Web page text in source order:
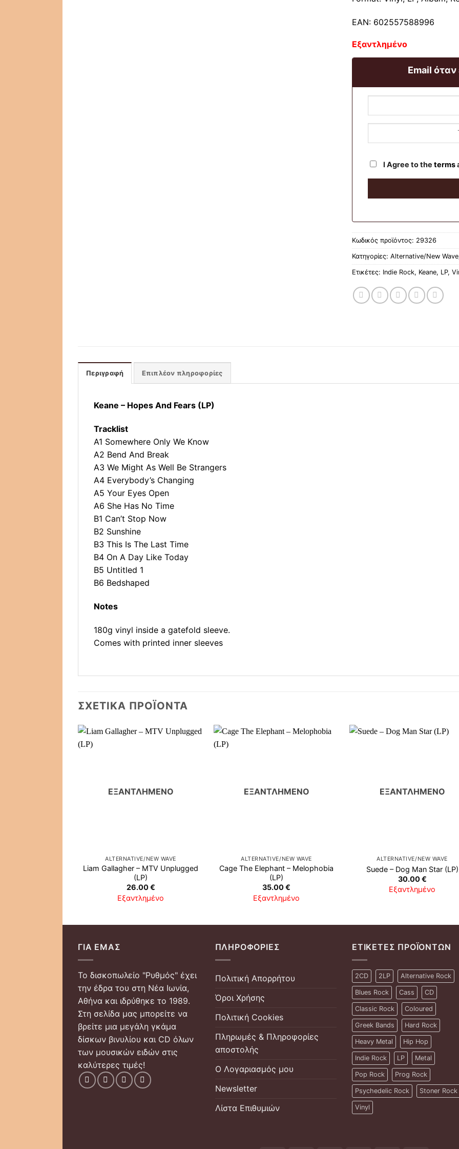
EAN: 602557588996
Εξαντλημένο
Email όταν
I Agree to the terms
Κωδικός προϊόντος: 29326
Κατηγορίες: Alternative/New Wave
Ετικέτες: Indie Rock, Keane, LP,
Περιγραφή Επιπλέον πληροφορίες
Keane – Hopes And Fears (LP)
Tracklist
A1 Somewhere Only We Know
A2 Bend And Break
A3 We Might As Well Be Strangers
A4 Everybody’s Changing
A5 Your Eyes Open
A6 She Has No Time
B1 Can’t Stop Now
B2 Sunshine
B3 This Is The Last Time
B4 On A Day Like Today
B5 Untitled 1
B6 Bedshaped
Notes
180g vinyl inside a gatefold sleeve.
Comes with printed inner sleeves
ΣΧΕΤΙΚΆ ΠΡΟΪΌΝΤΑ
ΕΞΑΝΤΛΗΜΈΝΟ
ALTERNATIVE/NEW WAVE
Liam Gallagher ‎– MTV Unplugged
(LP)
26.00€
Εξαντλημένο
ΕΞΑΝΤΛΗΜΈΝΟ
ALTERNATIVE/NEW WAVE
Cage The Elephant ‎– Melophobia
(LP)
35.00€
Εξαντλημένο
ΕΞΑΝΤΛΗΜΈΝΟ
ALTERNATIVE/NEW WAVE
Suede ‎– Dog Man Star (LP)
30.00€
Εξαντλημένο
ΓΙΑ ΕΜΆΣ
Το δισκοπωλείο "Ρυθμός" έχει
την έδρα του στη Νέα Ιωνία,
Αθήνα και ιδρύθηκε το 1989.
Στη σελίδα μας μπορείτε να
βρείτε μια μεγάλη γκάμα
δίσκων βινυλίου και CD όλων
των μουσικών ειδών στις
καλύτερες τιμές!
ΠΛΗΡΟΦΟΡΊΕΣ
Πολιτική Απορρήτου
Όροι Χρήσης
Πολιτική Cookies
Πληρωμές & Πληροφορίες
αποστολής
Ο Λογαριασμός μου
Newsletter
Λίστα Επιθυμιών
ΕΤΙΚΈΤΕΣ ΠΡΟΪΌΝΤΩΝ
2CD 2LP Alternative Rock
Blues Rock Cass CD
Classic Rock Coloured
Greek Bands Hard Rock
Heavy Metal Hip Hop
Indie Rock LP Metal
Pop Rock Prog Rock
Psychedelic Rock Stoner Rock
Vinyl